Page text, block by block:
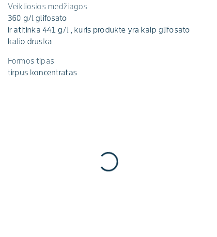
Veikliosios medžiagos
360 g/l glifosato
ir atitinka 441 g/l , kuris produkte yra kaip glifosato
kalio druska
Formos tipas
tirpus koncentratas